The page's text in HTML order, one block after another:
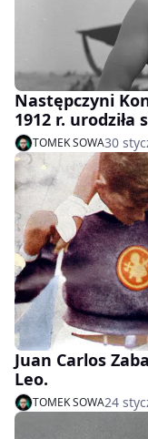
Następczyni
1912 r. urodziła
TOMEK SOWA30
Juan Carlos
Leo.
TOMEK SOWA24